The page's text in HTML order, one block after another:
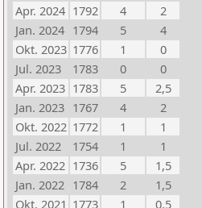
Apr. 2024 1792 4
2
Jan. 2024 1794 5
4
Okt. 2023 1776 1
0
Jul. 2023
1783 0
0
Apr. 2023 1783 5
2,5
Jan. 2023 1767 4
2
Okt. 2022 1772 1
1
Jul. 2022
1754 1
1
Apr. 2022 1736 5
1,5
Jan. 2022 1784 2
1,5
Okt. 2021 1773 1
0,5